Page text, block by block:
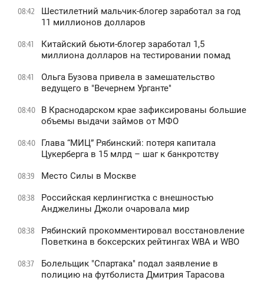
08:42
Шестилетний мальчик-блогер заработал за год
11 миллионов долларов
08:41
Китайский бьюти-блогер заработал 1,5
миллиона долларов на тестировании помад
08:41
Ольга Бузова привела в замешательство
ведущего в "Вечернем Урганте"
08:40
В Краснодарском крае зафиксированы большие
объемы выдачи займов от МФО
08:40
Глава “МИЦ” Рябинский: потеря капитала
Цукерберга в 15 млрд – шаг к банкротству
08:39 Место Силы в Москве
08:38
Российская керлингистка с внешностью
Анджелины Джоли очаровала мир
08:38
Рябинский прокомментировал восстановление
Поветкина в боксерских рейтингах WBA и WBO
08:37
Болельщик "Спартака" подал заявление в
полицию на футболиста Дмитрия Тарасова